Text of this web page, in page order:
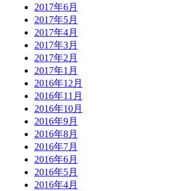
2017年6月
2017年5月
2017年4月
2017年3月
2017年2月
2017年1月
2016年12月
2016年11月
2016年10月
2016年9月
2016年8月
2016年7月
2016年6月
2016年5月
2016年4月